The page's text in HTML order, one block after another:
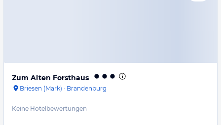
Zum Alten Forsthaus
Briesen (Mark) · Brandenburg
Keine Hotelbewertungen